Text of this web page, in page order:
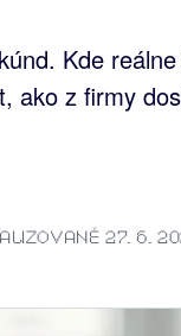
Kde
ako z firmy
27. 6.